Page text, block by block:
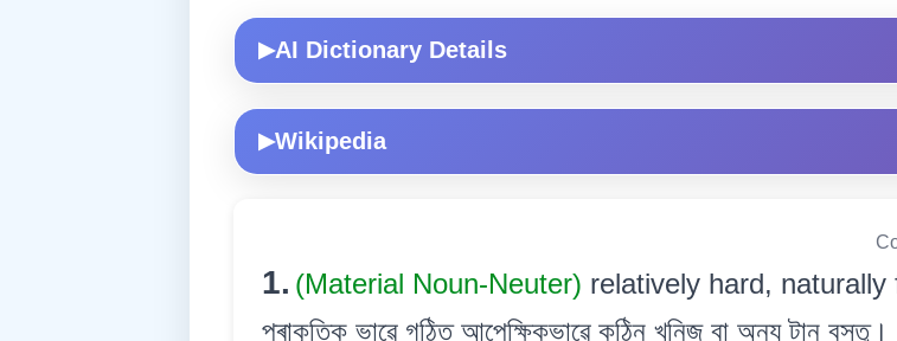
▶AI Dictionary Details
▶Wikipedia
1. (Material Noun-Neuter) relatively hard,
প্ৰাকৃতিক ভাৱে গঠিত আপেক্ষিকভাৱে কঠিন খনিজ বা অন্য টান বস্তু।